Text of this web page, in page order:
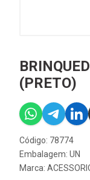
(PRETO)
Código: 78774
Embalagem: UN
Marca: